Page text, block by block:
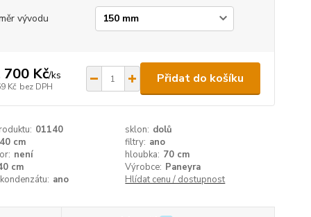
vývodu
700 Kč/ks
Kč bez DPH
Přidat do košíku
01140 sklon: dolů
cm filtry: ano
není hloubka: 70 cm
cm Výrobce: Paneyra
ano Hlídat cenu / dostupnost